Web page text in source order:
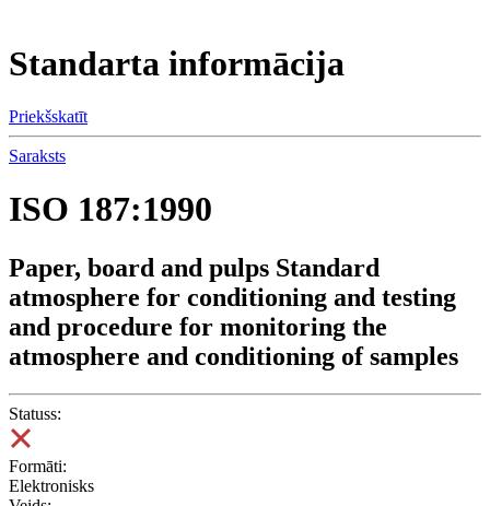
Standarta informācija
Priekšskatīt
Saraksts
ISO 187:1990
Paper, board and pulps Standard
atmosphere for conditioning and testing
and procedure for monitoring the
atmosphere and conditioning of samples
Statuss:
Formāti:
Elektronisks